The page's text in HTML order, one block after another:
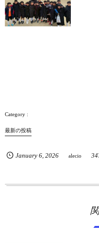
最新の投稿
January 6, 2026 alecio